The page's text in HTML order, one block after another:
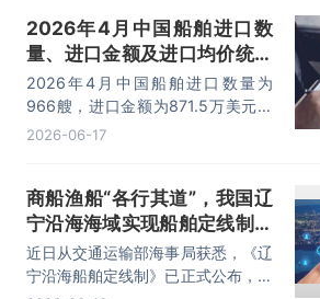
105.2%。
2026年4月中国船舶进口数
量、进口金额及进口均价统计
分析
2026年4月中国船舶进口数量为
966艘，进口金额为871.5万美元，
进口均价为0.9万美元/艘。
2026-06-17
商船渔船“各行其道”，我国辽
宁沿海海域实现船舶定线制全
覆盖
近日从交通运输部海事局获悉，《辽
宁沿海船舶定线制》已正式公布，将